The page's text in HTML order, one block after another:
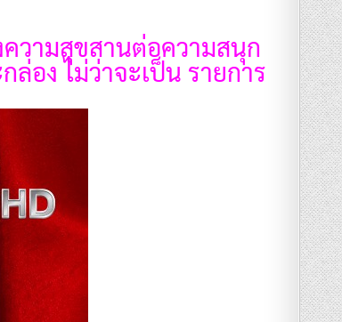
วามสุขสานต่อความสนุก
อง ไม่ว่าจะเป็น รายการ